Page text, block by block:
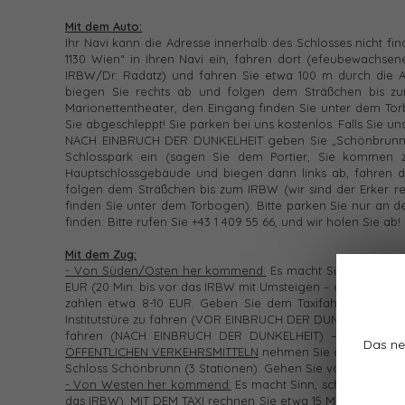
Das
Mit dem Auto:
Ihr Navi kann die Adresse innerhalb des Schlosses nicht
1130 Wien“ in Ihren Navi ein, fahren dort
IRBW/Dr. Radatz) und fahren Sie etwa 100 m durch die
biegen Sie rechts ab und folgen dem Sträßchen bis
Marionettentheater, den Eingang finden Sie unter dem
Sie abgeschleppt! Sie parken bei uns kostenlos. Falls Sie
NACH EINBRUCH DER DUNKELHEIT geben Sie
Schlosspark ein (sagen Sie dem Portier, Sie
Hauptschlossgebäude und biegen dann links ab, fahren
folgen dem Sträßchen bis zum IRBW (wir sind der Erker
finden Sie unter dem Torbogen). Bitte parken Sie nur an
finden: Bitte rufen Sie +43 1 409 55 66, und wir holen Sie ab!
Mit dem Zug:
- Von Süden/Osten her kommend: Es macht Sinn, in
EUR (20 Min. bis vor das IRBW mit Umsteigen – das Taxi
zahlen etwa 8-10 EUR. Geben Sie dem Taxifahrer die
Institutstüre zu fahren (VOR EINBRUCH DER
fahren (NACH EINBRUCH DER DUNKELHEIT) – dem
ÖFFENTLICHEN VERKEHRSMITTELN nehmen Sie die U-Bahn
Schloss Schönbrunn (3 Stationen). Gehen Sie von dort zur
- Von Westen her kommend: Es macht Sinn, schon in
das IRBW). MIT DEM TAXI rechnen Sie etwa 15 Minuten (Tel.